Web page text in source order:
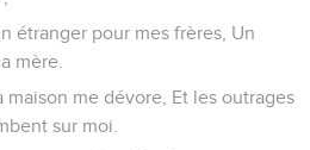
étranger pour mes frères, Un
mère.
maison me dévore, Et les outrages
sur moi.